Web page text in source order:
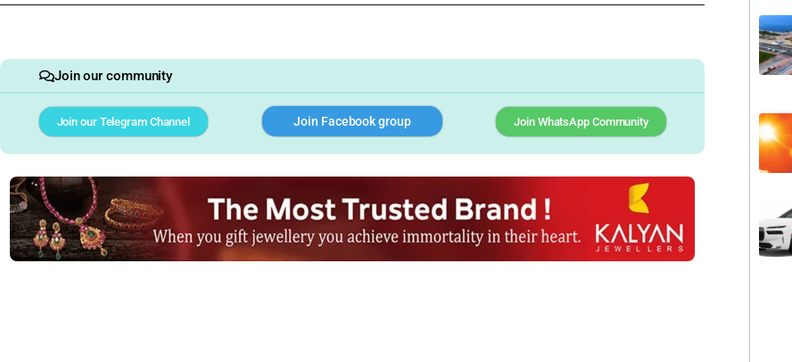
Join our community
Join our Telegram Channel Join Facebook group Join WhatsApp Community